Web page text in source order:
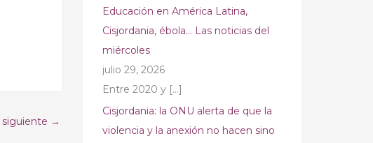
siguiente →
Educación en América Latina,
Cisjordania, ébola… Las noticias del
miércoles
julio 29, 2026
Entre 2020 y […]
Cisjordania: la ONU alerta de que la
violencia y la anexión no hacen sino